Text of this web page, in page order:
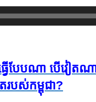
ធ្វើបែបណា បើ​វៀត
បស់​កម្ពុជា​?